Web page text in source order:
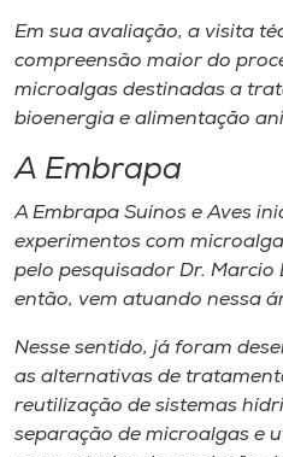
Em sua avaliação, a visita
compreensão maior do
microalgas destinadas a
bioenergia e alimentação
A Embrapa
A Embrapa Suínos e Aves
experimentos com
pelo pesquisador Dr. Marcio
então, vem atuando nessa
Nesse sentido, já foram
as alternativas de
reutilização de sistemas
separação de microalgas e